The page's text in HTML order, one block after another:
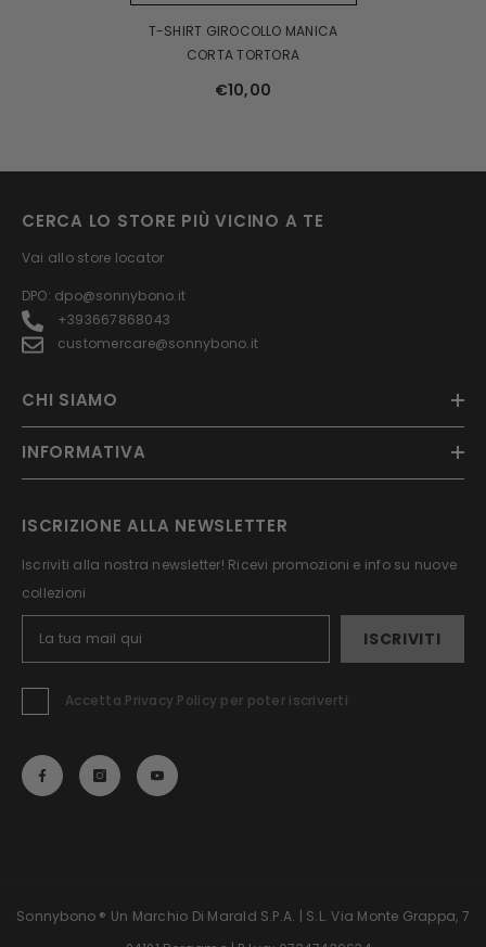
T-SHIRT GIROCOLLO MANICA
CORTA TORTORA
€10,00
CERCA LO STORE PIÙ VICINO A TE
Vai allo store locator
DPO: dpo@sonnybono.it
+393667868043
customercare@sonnybono.it
CHI SIAMO
INFORMATIVA
ISCRIZIONE ALLA NEWSLETTER
Iscriviti alla nostra newsletter! Ricevi promozioni e info su nuove
collezioni
ISCRIVITI
Accetta Privacy Policy per poter iscriverti
Sonnybono ® Un Marchio Di Marald S.p.A. | S.L. Via Monte Grappa, 7